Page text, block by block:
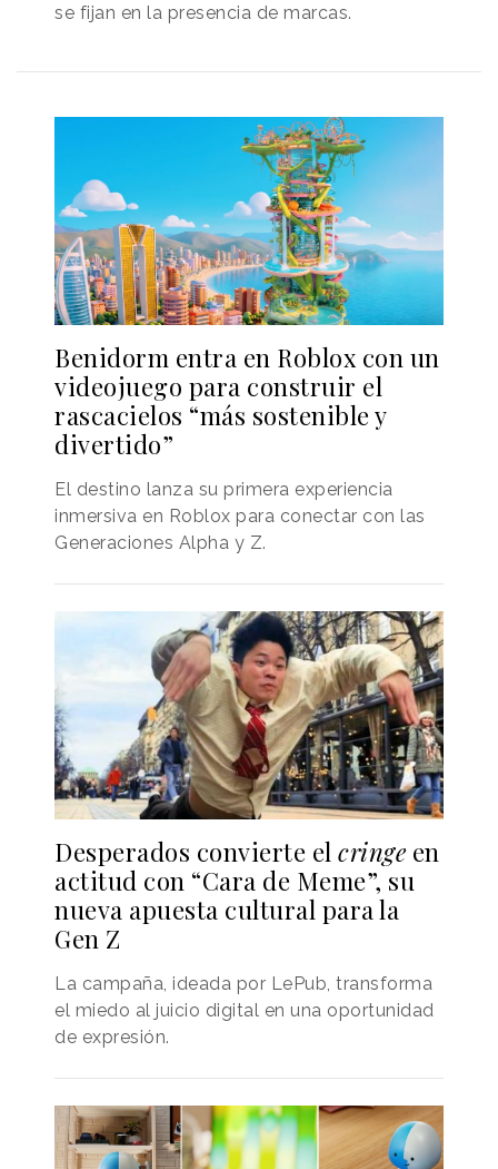
se fijan en la presencia de marcas.
Benidorm entra en Roblox con un
videojuego para construir el
rascacielos “más sostenible y
divertido”
El destino lanza su primera experiencia
inmersiva en Roblox para conectar con las
Generaciones Alpha y Z.
Desperados convierte el cringeen
actitud con “Cara de Meme”, su
nueva apuesta cultural para la
Gen Z
La campaña, ideada por LePub, transforma
el miedo al juicio digital en una oportunidad
de expresión.